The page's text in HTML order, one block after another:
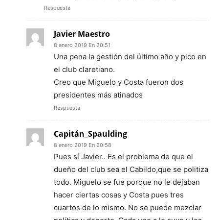
Respuesta
Javier Maestro
8 enero 2019 En 20:51
Una pena la gestión del último año y pico en
el club claretiano.
Creo que Miguelo y Costa fueron dos
presidentes más atinados
Respuesta
Capitán_Spaulding
8 enero 2019 En 20:58
Pues sí Javier.. Es el problema de que el
dueño del club sea el Cabildo,que se politiza
todo. Miguelo se fue porque no le dejaban
hacer ciertas cosas y Costa pues tres
cuartos de lo mismo. No se puede mezclar